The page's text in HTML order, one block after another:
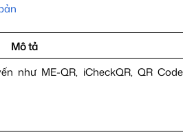
Mô tả
như ME-QR, iCheckQR, QR Code